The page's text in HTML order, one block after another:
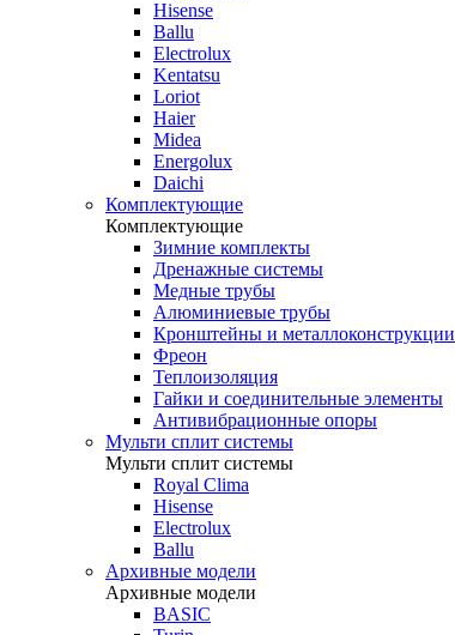
Hisense
Ballu
Electrolux
Kentatsu
Loriot
Haier
Midea
Energolux
Daichi
Комплектующие
Комплектующие
Зимние комплекты
Дренажные системы
Медные трубы
Алюминиевые трубы
Кронштейны и металлоконструкции
Фреон
Теплоизоляция
Гайки и соединительные элементы
Антивибрационные опоры
Мульти сплит системы
Мульти сплит системы
Royal Clima
Hisense
Electrolux
Ballu
Архивные модели
Архивные модели
BASIC